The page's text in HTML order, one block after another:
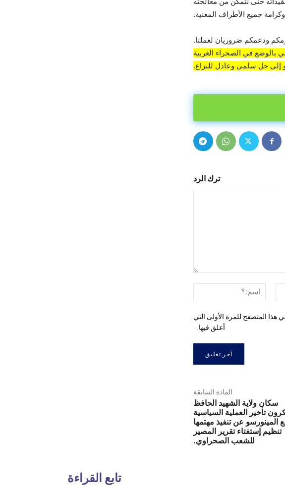
جميع الأطراف المعنية.
ودعمكم ضروريان لعملنا.
بالوضع في الصحراء الغربية
إلى حل سلمي وعادل للنزاع.
ترك الرد
الإلكتروني:*
هذا المتصفح للمرة الأولى التي
أعلق فيها.
المادة السابقة
سكان ولاية الشهيد الحافظ
تأخير العملية السياسية
المينورسو عن تنفيذ مهتمها
تنظيم إستفتاء تقرير المصير
للشعب الصحراوي.
تابع القراءة